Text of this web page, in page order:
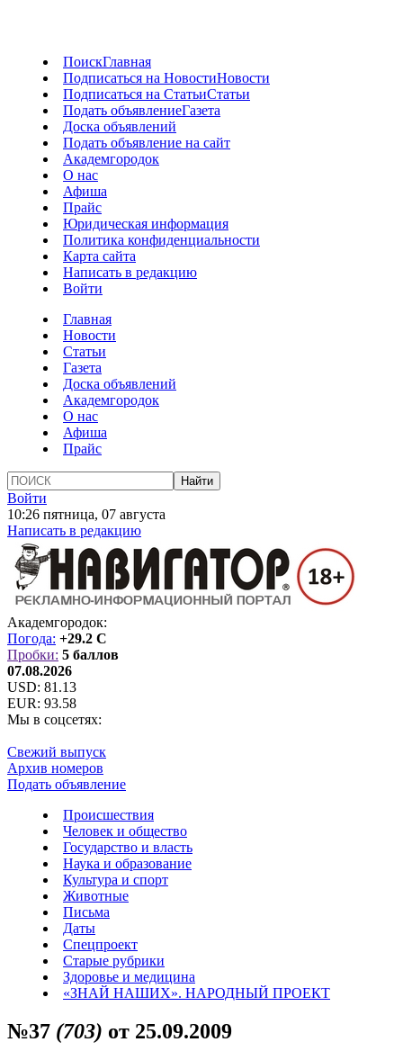
ПоискГлавная
Подписаться на НовостиНовости
Подписаться на СтатьиСтатьи
Подать объявлениеГазета
Доска объявлений
Подать объявление на сайт
Академгородок
О нас
Афиша
Прайс
Юридическая информация
Политика конфиденциальности
Карта сайта
Написать в редакцию
Войти
Главная
Новости
Статьи
Газета
Доска объявлений
Академгородок
О нас
Афиша
Прайс
Войти
10:26 пятница, 07 августа
Написать в редакцию
Академгородок:
Погода: +29.2 C
Пробки: 5 баллов
07.08.2026
USD: 81.13
EUR: 93.58
Мы в соцсетях:
Свежий выпуск
Архив номеров
Подать объявление
Происшествия
Человек и общество
Государство и власть
Наука и образование
Культура и спорт
Животные
Письма
Даты
Спецпроект
Старые рубрики
Здоровье и медицина
«ЗНАЙ НАШИХ». НАРОДНЫЙ ПРОЕКТ
№37 (703) от 25.09.2009